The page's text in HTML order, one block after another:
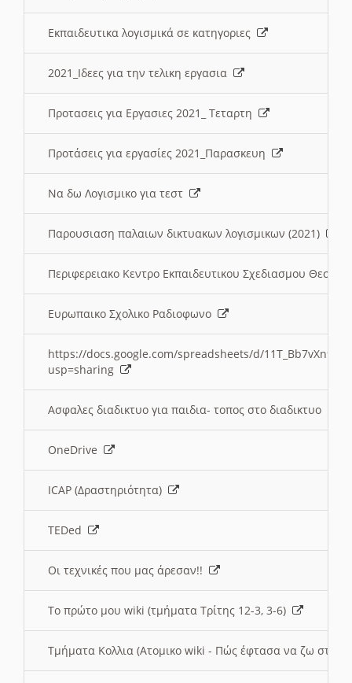
Εκπαιδευτικα λογισμικά σε κατηγοριες
2021_Ιδεες για την τελικη εργασια
Προτασεις για Εργασιες 2021_ Τεταρτη
Προτάσεις για εργασίες 2021_Παρασκευη
Να δω Λογισμικο για τεστ
Παρουσιαση παλαιων δικτυακων λογισμικων (2021)
Περιφερειακο Κεντρο Εκπαιδευτικου Σχεδιασμου
Ευρωπαικο Σχολικο Ραδιοφωνο
https://docs.google.com/spreadsheets/d/
usp=sharing
Ασφαλες διαδικτυο για παιδια- τοπος στο διαδικτυο
OneDrive
ICAP (Δραστηριότητα)
TEDed
Οι τεχνικές που μας άρεσαν!!
Το πρώτο μου wiki (τμήματα Τρίτης 12-3, 3-6)
Τμήματα Κολλια (Ατομικο wiki - Πώς έφτασα να ζω στην